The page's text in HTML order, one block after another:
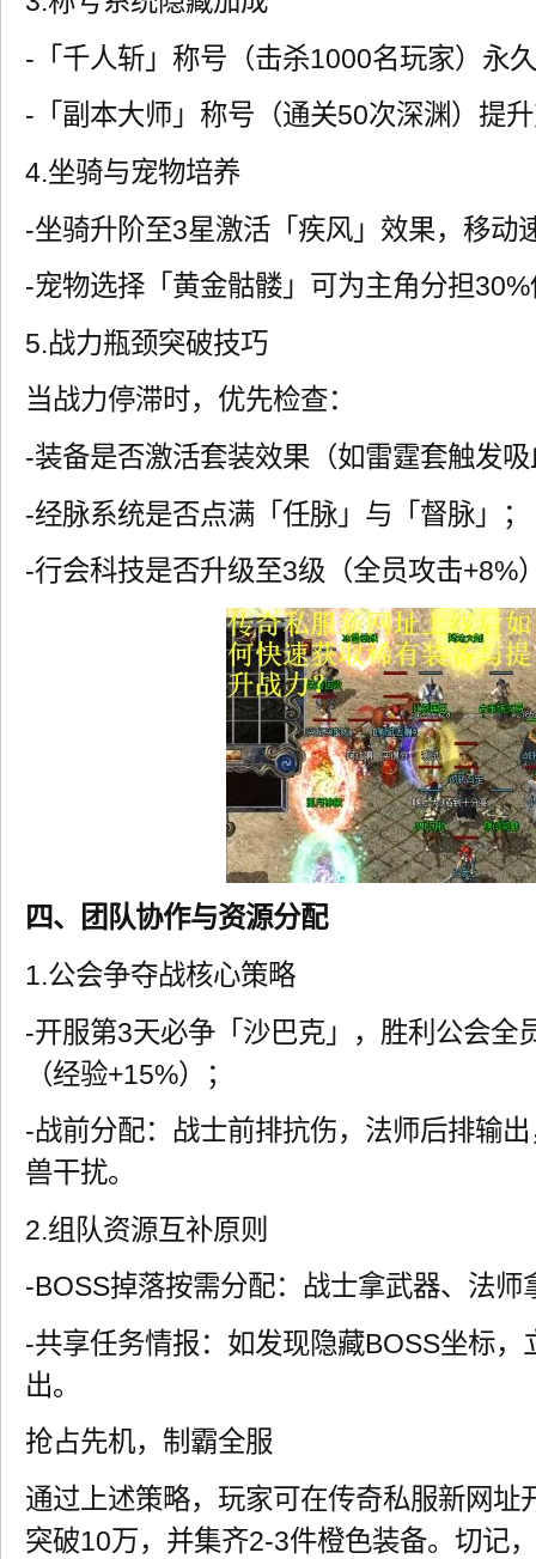
-「千人斩」称号（击杀1000名玩家）永
-「副本大师」称号（通关50次深渊）提
4.坐骑与宠物培养
-坐骑升阶至3星激活「疾风」效果，移动
-宠物选择「黄金骷髅」可为主角分担
5.战力瓶颈突破技巧
当战力停滞时，优先检查：
-装备是否激活套装效果（如雷霆套触发
-经脉系统是否点满「任脉」与「督脉」；
-行会科技是否升级至3级（全员攻击+8%
四、团队协作与资源分配
1.公会争夺战核心策略
-开服第3天必争「沙巴克」，胜利公会全
（经验+15%）；
-战前分配：战士前排抗伤，法师后排输
兽干扰。
2.组队资源互补原则
-BOSS掉落按需分配：战士拿武器、法师
-共享任务情报：如发现隐藏BOSS坐标，
出。
抢占先机，制霸全服
通过上述策略，玩家可在传奇私服新网址
突破10万，并集齐2-3件橙色装备。切记